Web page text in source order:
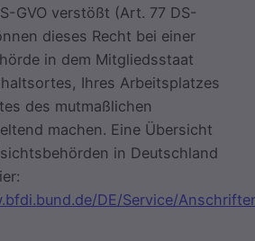
GVO verstößt (Art. 77 DS-
dieses Recht bei einer
in dem Mitgliedsstaat
Ihres Arbeitsplatzes
des mutmaßlichen
machen. Eine Übersicht
in Deutschland
DE/Service/